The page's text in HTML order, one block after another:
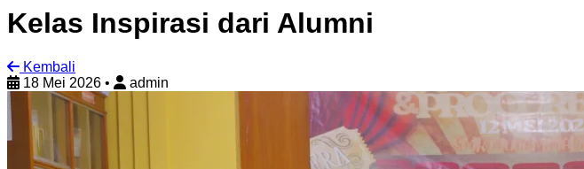
Kelas Inspirasi dari Alumni
Kembali
18 Mei 2026 • admin